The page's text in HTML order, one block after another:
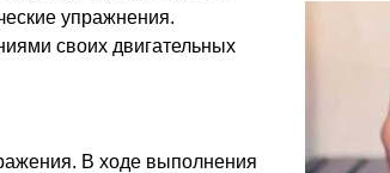
упражнения.
своих двигательных
В ходе выполнения